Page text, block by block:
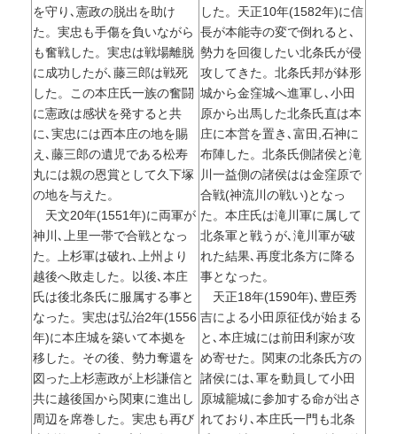
を守り､憲政の脱出を助け
た。実忠も手傷を負いながら
も奮戦した。実忠は戦場離脱
に成功したが､藤三郎は戦死
した。この本庄氏一族の奮闘
に憲政は感状を発すると共
に､実忠には西本庄の地を賜
え､藤三郎の遺児である松寿
丸には親の恩賞として久下塚
の地を与えた。
天文20年(1551年)に両軍が
神川､上里一帯で合戦となっ
た。上杉軍は破れ､上州より
越後へ敗走した。以後､本庄
氏は後北条氏に服属する事と
なった。実忠は弘治2年(1556
年)に本庄城を築いて本拠を
移した。その後、勢力奪還を
図った上杉憲政が上杉謙信と
共に越後国から関東に進出し
周辺を席巻した。実忠も再び
した。天正10年(1582年)に信
長が本能寺の変で倒れると､
勢力を回復したい北条氏が侵
攻してきた。北条氏邦が鉢形
城から金窪城へ進軍し､小田
原から出馬した北条氏直は本
庄に本営を置き､富田,石神に
布陣した。北条氏側諸侯と滝
川一益側の諸侯はは金窪原で
合戦(神流川の戦い)となっ
た。本庄氏は滝川軍に属して
北条軍と戦うが､滝川軍が破
れた結果､再度北条方に降る
事となった。
天正18年(1590年)､豊臣秀
吉による小田原征伐が始まる
と､本庄城には前田利家が攻
め寄せた。関東の北条氏方の
諸侯には､軍を動員して小田
原城籠城に参加する命が出さ
れており､本庄氏一門も北条